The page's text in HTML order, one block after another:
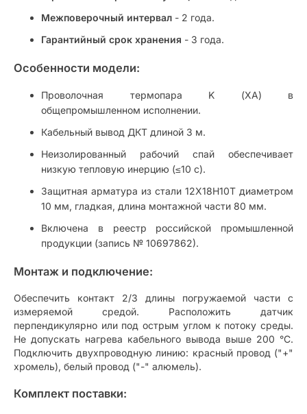
Межповерочный интервал - 2 года.
Гарантийный срок хранения - 3 года.
Особенности модели:
Проволочная термопара K (ХА) в
общепромышленном исполнении.
Кабельный вывод ДКТ длиной 3 м.
Неизолированный рабочий спай обеспечивает
низкую тепловую инерцию (≤10 с).
Защитная арматура из стали 12Х18Н10Т диаметром
10 мм, гладкая, длина монтажной части 80 мм.
Включена в реестр российской промышленной
продукции (запись № 10697862).
Монтаж и подключение:
Обеспечить контакт 2/3 длины погружаемой части с
измеряемой средой. Расположить датчик
перпендикулярно или под острым углом к потоку среды.
Не допускать нагрева кабельного вывода выше 200 °С.
Подключить двухпроводную линию: красный провод ("+"
хромель), белый провод ("-" алюмель).
Комплект поставки: